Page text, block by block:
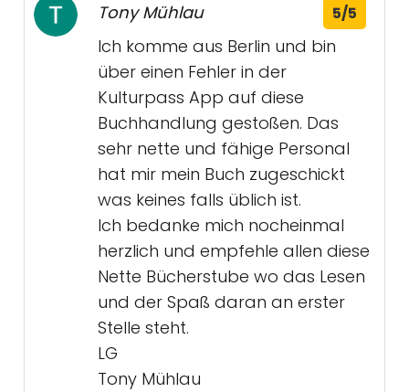
Tony Mühlau 5/5
Ich komme aus Berlin und bin
über einen Fehler in der
Kulturpass App auf diese
Buchhandlung gestoßen. Das
sehr nette und fähige Personal
hat mir mein Buch zugeschickt
was keines falls üblich ist.
Ich bedanke mich nocheinmal
herzlich und empfehle allen diese
Nette Bücherstube wo das Lesen
und der Spaß daran an erster
Stelle steht.
LG
Tony Mühlau